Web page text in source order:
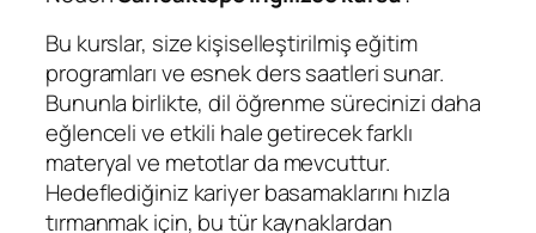
Bu kurslar, size kişiselleştirilmiş eğitim
programları ve esnek ders saatleri sunar.
Bununla birlikte, dil öğrenme sürecinizi daha
eğlenceli ve etkili hale getirecek farklı
materyal ve metotlar da mevcuttur.
Hedeflediğiniz kariyer basamaklarını hızla
tırmanmak için, bu tür kaynaklardan